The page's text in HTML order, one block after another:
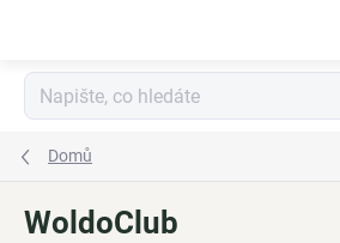
Domů
WoldoClub